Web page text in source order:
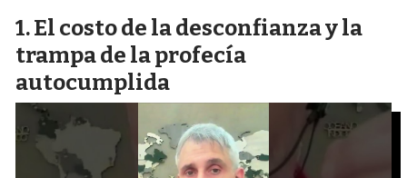
El costo de la desconfianza y la
trampa de la profecía
autocumplida